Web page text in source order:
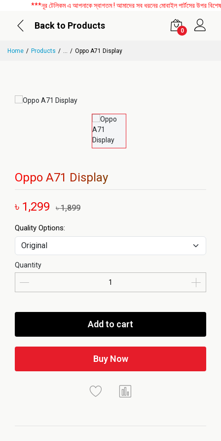
***নূর টেলিকম এ আপনাকে স্বাগতম ! আমাদের সব ধরনের মোবাইল পার্টসের উপর
Back to Products
0
Home Products ... Oppo A71 Display
Oppo A71 Display
৳ 1,299 ৳ 1,899
Quality Options:
Quantity
Add to cart
Buy Now